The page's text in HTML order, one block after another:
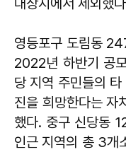
영등포구 도림동
2022년 하반기 공
당 지역 주민들의
진을 희망한다는 자
했다. 중구 신당동
인근 지역의 총 3개